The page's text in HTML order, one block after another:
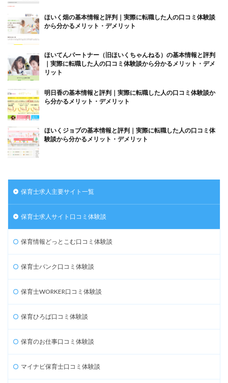
ほいく畑の基本情報と評判｜実際に転職した人の口コミ体験談
から分かるメリット・デメリット
ほいてんパートナー（旧ほいくちゃんねる）の基本情報と評判
｜実際に転職した人の口コミ体験談から分かるメリット・デメ
リット
明日香の基本情報と評判｜実際に転職した人の口コミ体験談か
ら分かるメリット・デメリット
ほいくジョブの基本情報と評判｜実際に転職した人の口コミ体
験談から分かるメリット・デメリット
保育士求人主要サイト一覧
保育士求人サイト口コミ体験談
保育情報どっとこむ口コミ体験談
保育士バンク口コミ体験談
保育士WORKER口コミ体験談
保育ひろば口コミ体験談
保育のお仕事口コミ体験談
マイナビ保育士口コミ体験談